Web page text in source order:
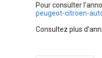
Pour consulter
peugeot-citroen-
Consultez plus